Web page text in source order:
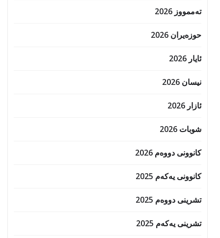
تەممووز 2026
حوزه‌یران 2026
ئایار 2026
نیسان 2026
ئازار 2026
شوبات 2026
کانوونی دووەم 2026
کانوونی یەکەم 2025
تشرینی دووەم 2025
تشرینی یەکەم 2025